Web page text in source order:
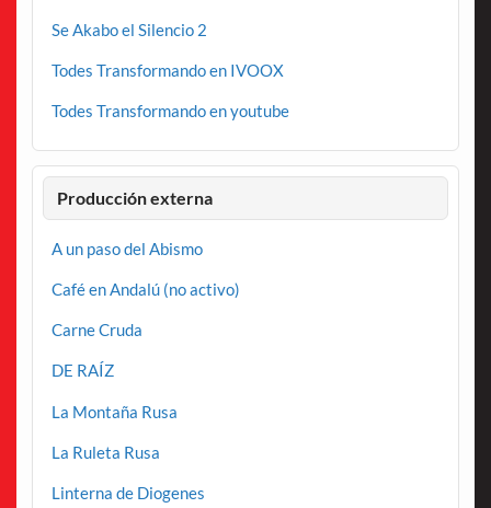
Se Akabo el Silencio 2
Todes Transformando en IVOOX
Todes Transformando en youtube
Producción externa
A un paso del Abismo
Café en Andalú (no activo)
Carne Cruda
DE RAÍZ
La Montaña Rusa
La Ruleta Rusa
Linterna de Diogenes